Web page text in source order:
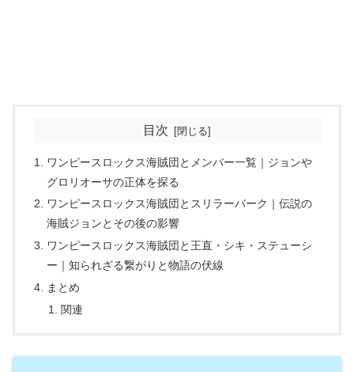
目次
ワンピースロックス海賊団とメンバー一覧｜ジョンや
グロリオーサの正体を探る
ワンピースロックス海賊団とスリラーバーク｜伝説の
海賊ジョンとその後の影響
ワンピースロックス海賊団と王直・シキ・ステューシ
ー｜知られざる繋がりと物語の伏線
まとめ
関連